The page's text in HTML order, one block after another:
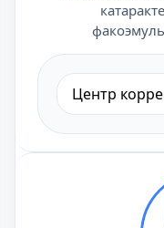
Центр